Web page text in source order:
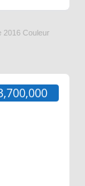
2016 Couleur